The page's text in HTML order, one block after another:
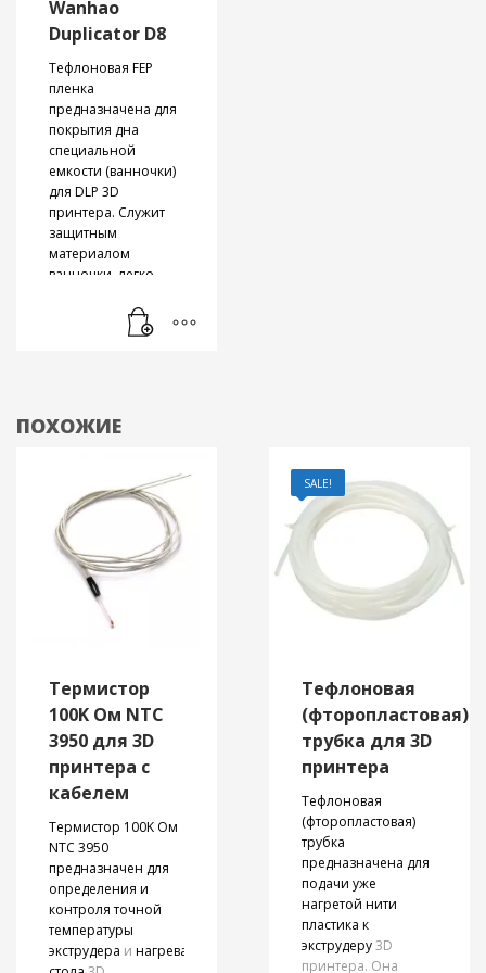
Wanhao
Duplicator D8
Тефлоновая FEP
пленка
предназначена для
покрытия дна
специальной
емкости (ванночки)
для DLP 3D
принтера. Служит
защитным
материалом
ванночки, легко
к поверхности
DLP 3D принтера
Wanhao Duplicator 8
толщина 0,15мм.
ПОХОЖИЕ
Термистор
100K Ом NTC
3950 для 3D
принтера с
кабелем
Термистор 100K Ом
NTC 3950
предназначен для
определения и
контроля точной
температуры
экструдера и нагревательного
SALE!
Тефлоновая
(фторопластовая)
трубка для 3D
принтера
Тефлоновая
(фторопластовая)
трубка
предназначена для
подачи уже
нагретой нити
пластика к
экструдеру3D
принтера. Она